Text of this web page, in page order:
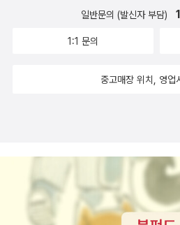
(최종규) : 우리말꽃(국어사전)을 쓰고
사전》, 《새로 쓰는 겹말 꾸러미 사전》,
리말 글쓰기 사전》, 《이오덕 마음 읽기
일반문의 (발신자 부담)
1:1 문의
중고매장 위치, 영업